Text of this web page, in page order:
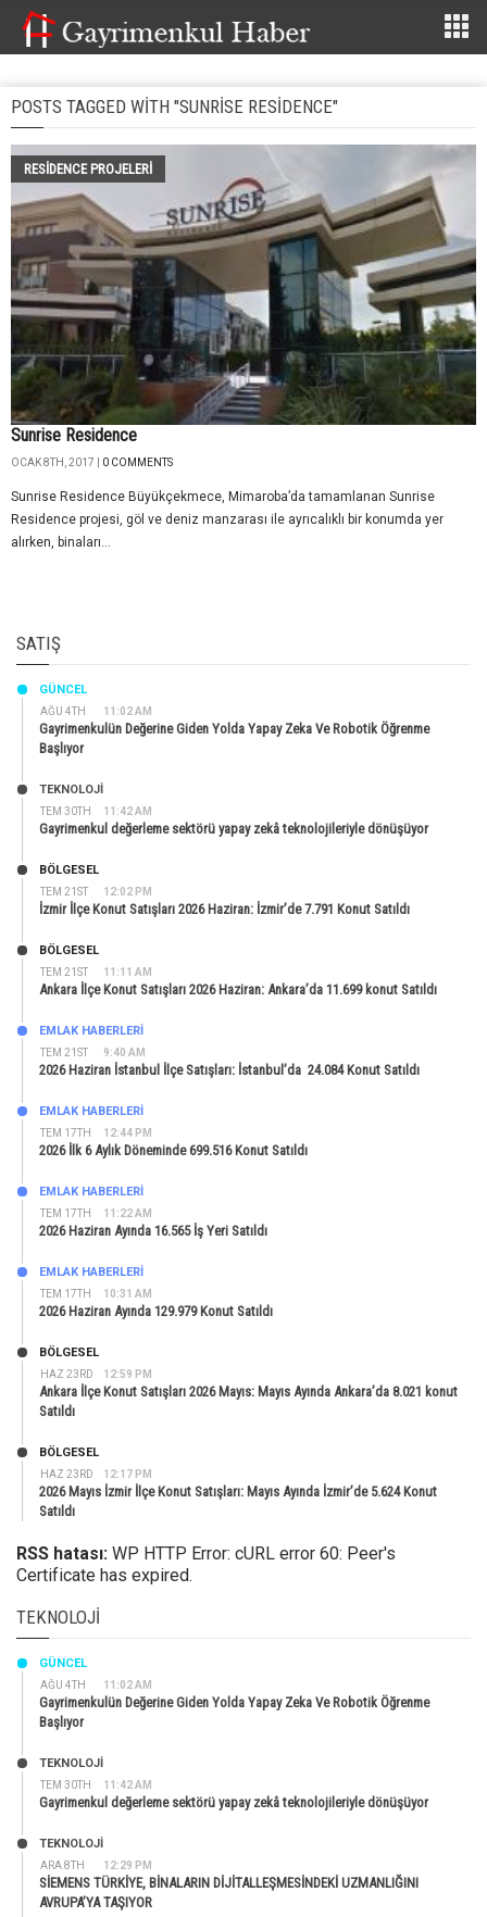
POSTS TAGGED WITH "SUNRISE RESIDENCE"
RESIDENCE PROJELERI
Sunrise Residence
OCAK 8TH, 2017 | 0 COMMENTS
Sunrise Residence Büyükçekmece, Mimaroba’da tamamlanan Sunrise
Residence projesi, göl ve deniz manzarası ile ayrıcalıklı bir konumda yer
alırken, binaları...
SATIŞ
AĞU 4TH 11:02 AM
GÜNCEL
Gayrimenkulün Değerine Giden Yolda Yapay Zeka Ve Robotik Öğrenme
Başlıyor
TEM 30TH 11:42 AM
TEKNOLOJİ
Gayrimenkul değerleme sektörü yapay zekâ teknolojileriyle dönüşüyor
TEM 21ST 12:02 PM
BÖLGESEL
İzmir İlçe Konut Satışları 2026 Haziran: İzmir’de 7.791 Konut Satıldı
TEM 21ST 11:11 AM
BÖLGESEL
Ankara İlçe Konut Satışları 2026 Haziran: Ankara’da 11.699 konut Satıldı
TEM 21ST 9:40 AM
EMLAK HABERLERI
2026 Haziran İstanbul İlçe Satışları: İstanbul’da 24.084 Konut Satıldı
TEM 17TH 12:44 PM
EMLAK HABERLERI
2026 İlk 6 Aylık Döneminde 699.516 Konut Satıldı
TEM 17TH 11:22 AM
EMLAK HABERLERI
2026 Haziran Ayında 16.565 İş Yeri Satıldı
TEM 17TH 10:31 AM
EMLAK HABERLERI
2026 Haziran Ayında 129.979 Konut Satıldı
HAZ 23RD 12:59 PM
BÖLGESEL
Ankara İlçe Konut Satışları 2026 Mayıs: Mayıs Ayında Ankara’da 8.021 konut
Satıldı
HAZ 23RD 12:17 PM
BÖLGESEL
2026 Mayıs İzmir İlçe Konut Satışları: Mayıs Ayında İzmir’de 5.624 Konut
Satıldı
RSS hatası: WP HTTP Error: cURL error 60: Peer's
Certificate has expired.
TEKNOLOJI
AĞU 4TH 11:02 AM
GÜNCEL
Gayrimenkulün Değerine Giden Yolda Yapay Zeka Ve Robotik Öğrenme
Başlıyor
TEM 30TH 11:42 AM
TEKNOLOJİ
Gayrimenkul değerleme sektörü yapay zekâ teknolojileriyle dönüşüyor
ARA 8TH 12:29 PM
TEKNOLOJİ
SİEMENS TÜRKİYE, BİNALARIN DİJİTALLEŞMESİNDEKİ UZMANLIĞINI
AVRUPA’YA TAŞIYOR